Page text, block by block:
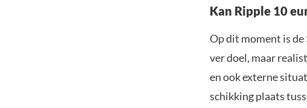
Kan Ripple 10
Op dit moment is de
ver doel, maar
en ook externe
schikking plaats